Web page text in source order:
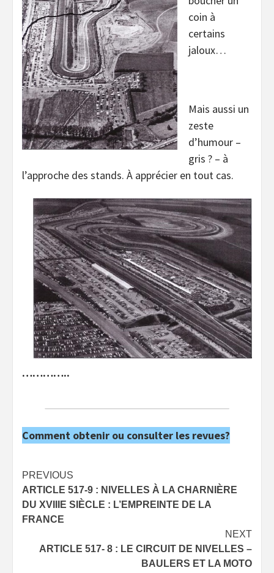
coin à
certains
jaloux…
Mais aussi un
zeste
d’humour –
gris ? – à
l’approche des stands. À apprécier en tout cas.
…………..
Comment obtenir ou consulter les revues?
Post
navigation
PREVIOUS
ARTICLE 517-9 : NIVELLES À LA CHARNIÈRE
DU XVIIIE SIÈCLE : L’EMPREINTE DE LA
FRANCE
NEXT
ARTICLE 517- 8 : LE CIRCUIT DE NIVELLES –
BAULERS ET LA MOTO